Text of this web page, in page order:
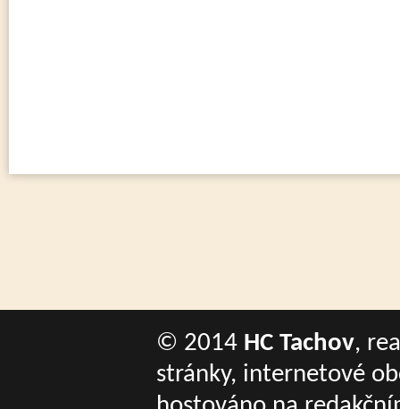
© 2014 HC Tachov,
stránky, internetové